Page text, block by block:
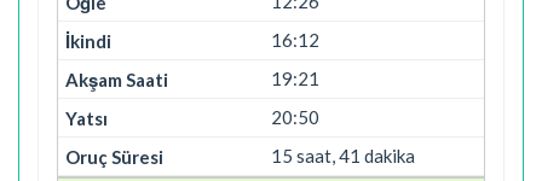
16:12
19:21
20:50
15 saat, 41 dakika